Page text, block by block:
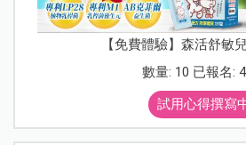
【免費體驗】森活舒敏
數量: 10 已報名:
試用心得撰寫